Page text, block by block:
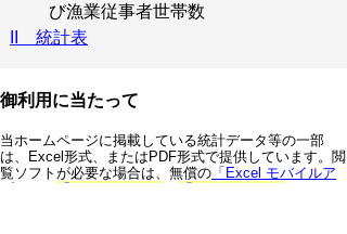
び漁業従事者世帯数
II 統計表
御利用に当たって
当ホームページに掲載している統計データ等の一部
は、Excel形式、またはPDF形式で提供しています。閲
覧ソフトが必要な場合は、無償の 「Excel モバイルア
プリ」
「Excel Online」
「Adobe Acrobat